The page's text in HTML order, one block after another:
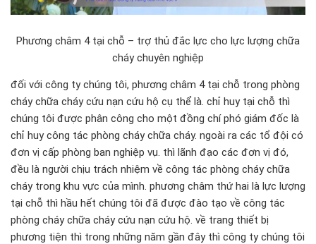
Phương châm 4 tại chỗ – trợ thủ đắc lực cho lực lượng chữa
cháy chuyên nghiệp
đối với công ty chúng tôi, phương châm 4 tại chỗ trong phòng
cháy chữa cháy cứu nạn cứu hộ cụ thể là. chỉ huy tại chỗ thì
chúng tôi được phân công cho một đồng chí phó giám đốc là
chỉ huy công tác phòng cháy chữa cháy. ngoài ra các tổ đội có
đơn vị cấp phòng ban nghiệp vụ. thì lãnh đạo các đơn vị đó,
đều là người chịu trách nhiệm về công tác phòng cháy chữa
cháy trong khu vực của mình. phương châm thứ hai là lực lượng
tại chỗ thì hầu hết chúng tôi đã được đào tạo về công tác
phòng cháy chữa cháy cứu nạn cứu hộ. về trang thiết bị
phương tiện thì trong những năm gần đây thì công ty chúng tôi